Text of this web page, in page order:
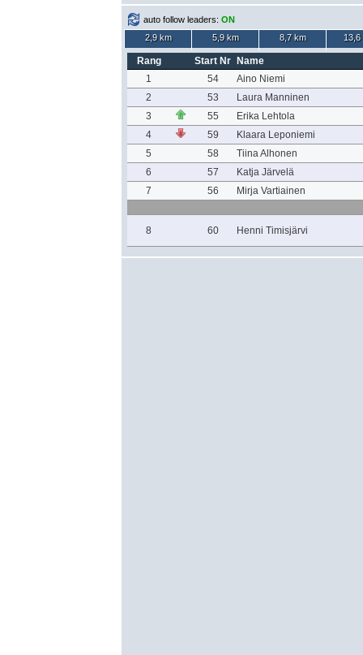
auto follow leaders: ON
2,9 km
5,9 km 8,7 km 13,6
Rang Start Nr
Name
1
54
Aino Niemi
2
53
Laura Manninen
3
55
Erika Lehtola
4
59
Klaara Leponiemi
5
58
Tiina Alhonen
6
57
Katja Järvelä
7
56 Mirja Vartiainen
8 60 Henni Timisjärvi